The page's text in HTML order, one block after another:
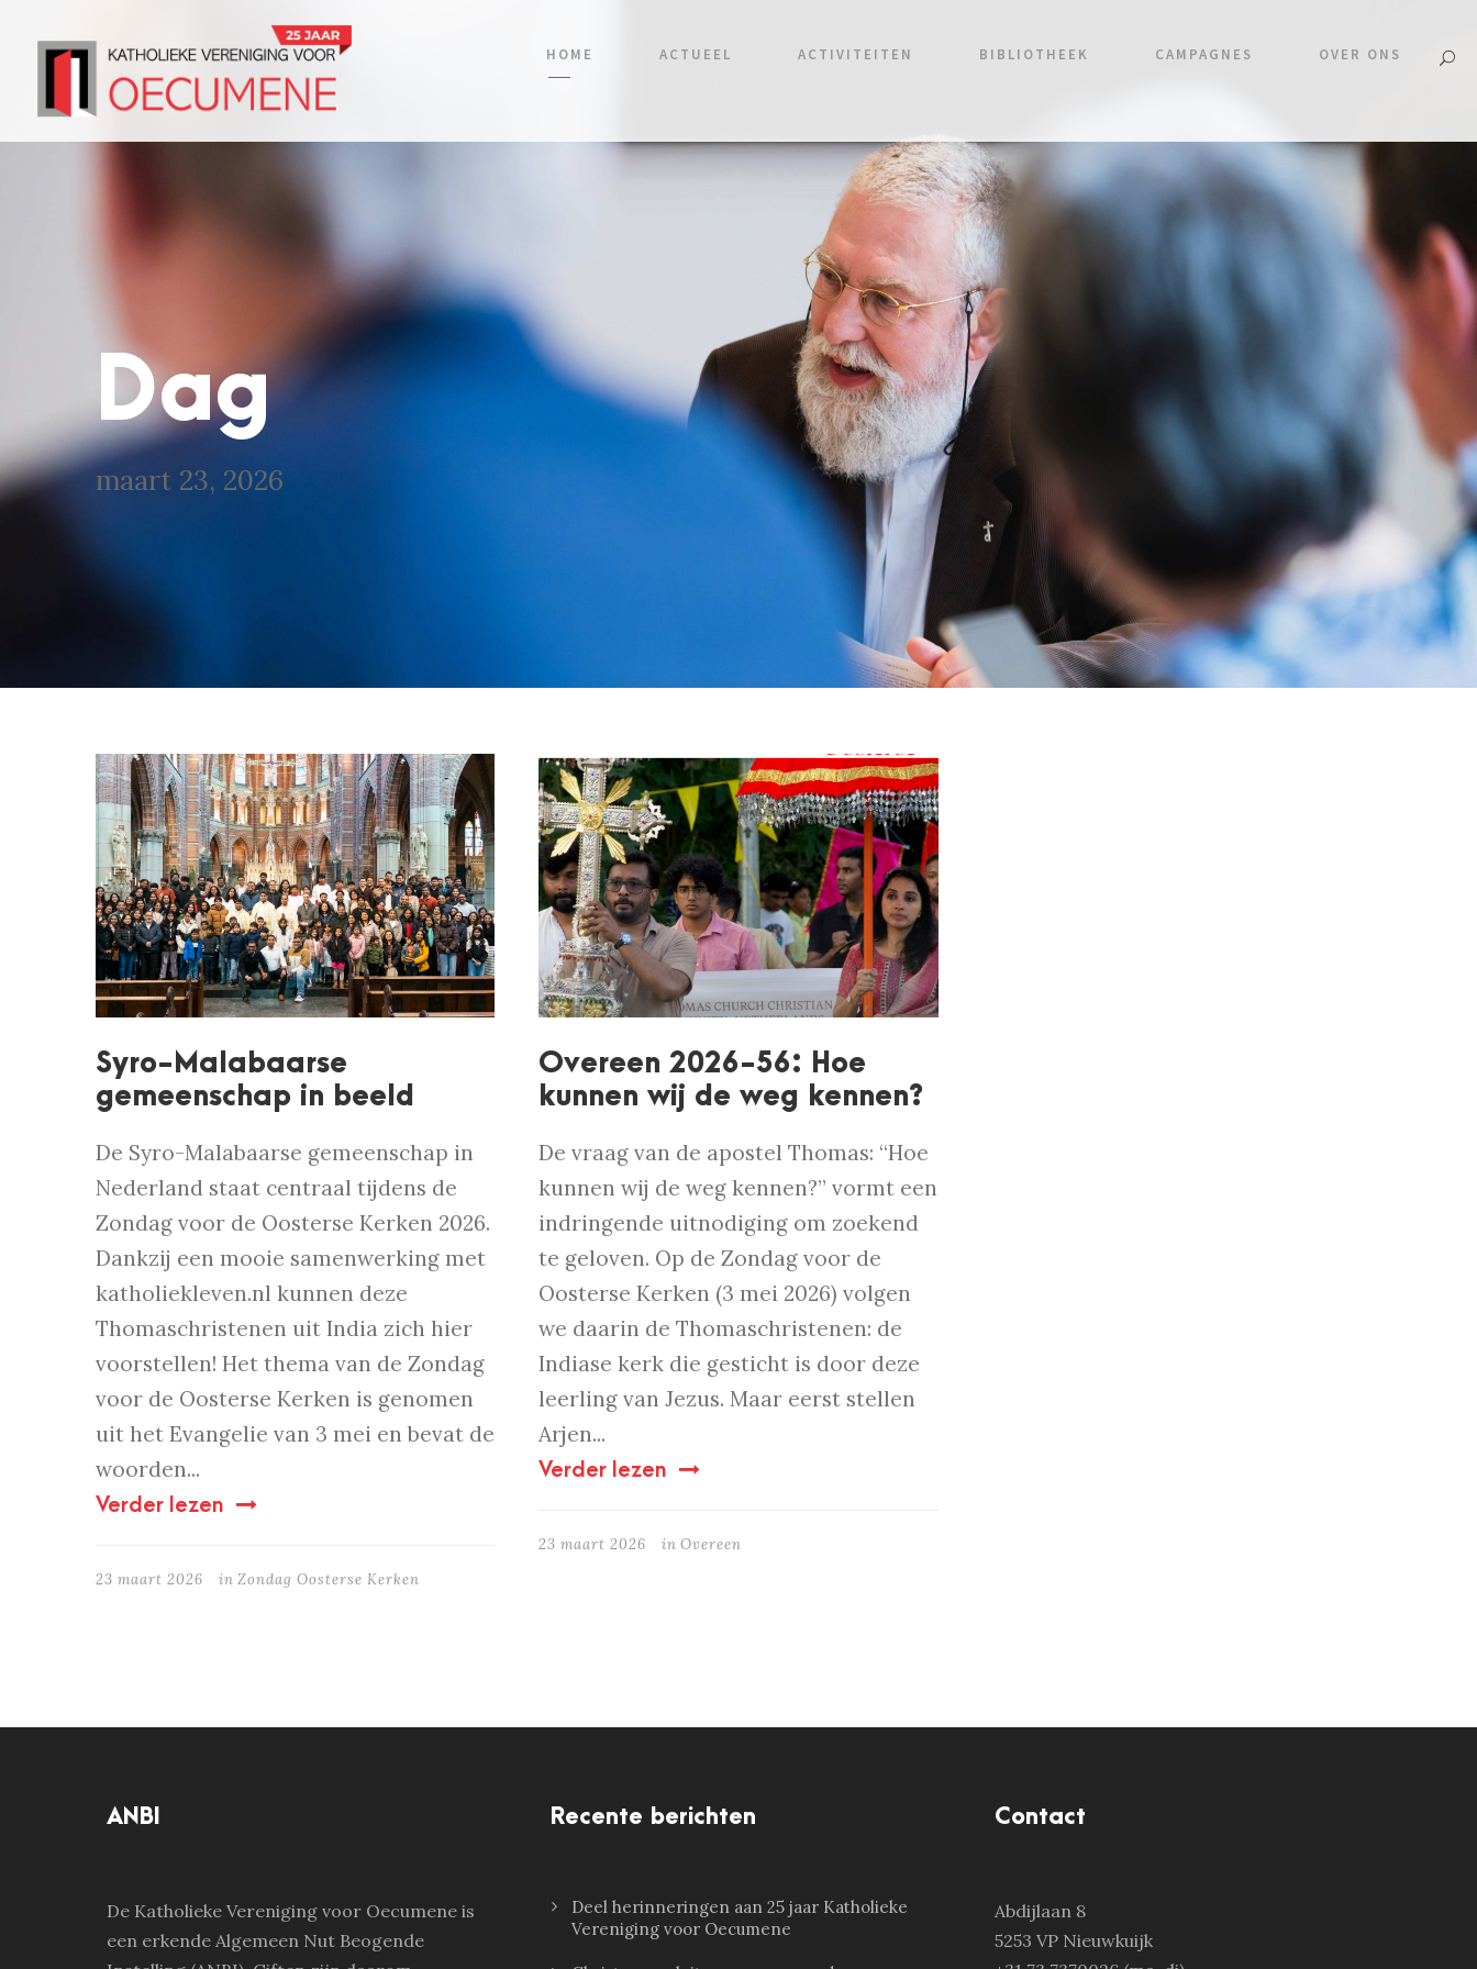
HOME ACTUEEL ACTIVITEITEN BIBLIOTHEEK CAMPAGNES OVER ONS
Dag
maart 23, 2026
Syro-Malabaarse
gemeenschap in beeld
De Syro-Malabaarse gemeenschap in
Nederland staat centraal tijdens de
Zondag voor de Oosterse Kerken 2026.
Dankzij een mooie samenwerking met
katholiekleven.nl kunnen deze
Thomaschristenen uit India zich hier
voorstellen! Het thema van de Zondag
voor de Oosterse Kerken is genomen
uit het Evangelie van 3 mei en bevat de
woorden...
Verder lezen
23 maart 2026 in Zondag Oosterse Kerken
Overeen 2026-56: Hoe
kunnen wij de weg kennen?
De vraag van de apostel Thomas: “Hoe
kunnen wij de weg kennen?” vormt een
indringende uitnodiging om zoekend
te geloven. Op de Zondag voor de
Oosterse Kerken (3 mei 2026) volgen
we daarin de Thomaschristenen: de
Indiase kerk die gesticht is door deze
leerling van Jezus. Maar eerst stellen
Arjen...
Verder lezen
23 maart 2026 in Overeen
ANBI
De Katholieke Vereniging voor Oecumene is
een erkende Algemeen Nut Beogende
Recente berichten
Deel herinneringen aan 25 jaar Katholieke
Vereniging voor Oecumene
Contact
Abdijlaan 8
5253 VP Nieuwkuijk